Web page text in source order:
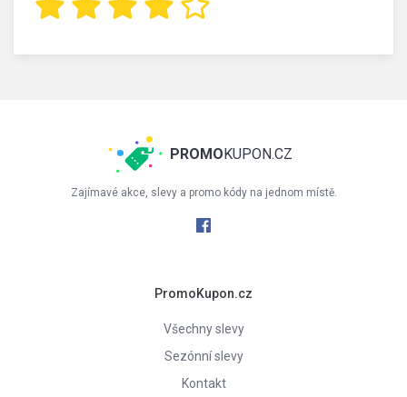
PROMO KUPON.CZ
Zajímavé akce, slevy a promo kódy na jednom místě.
PromoKupon.cz
Všechny slevy
Sezónní slevy
Kontakt